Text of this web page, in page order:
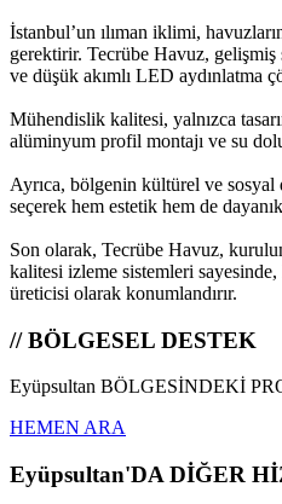
İstanbul’un ılıman iklimi,
gerektirir. Tecrübe Havuz,
ve düşük akımlı LED aydınlatma
Mühendislik kalitesi, yalnızca
alüminyum profil montajı ve su
Ayrıca, bölgenin kültürel ve
seçerek hem estetik hem de
Son olarak, Tecrübe Havuz,
kalitesi izleme sistemleri
üreticisi olarak konumlandırır.
// BÖLGESEL DESTEK
Eyüpsultan BÖLGESİNDEKİ
HEMEN ARA
Eyüpsultan'DA DİĞER